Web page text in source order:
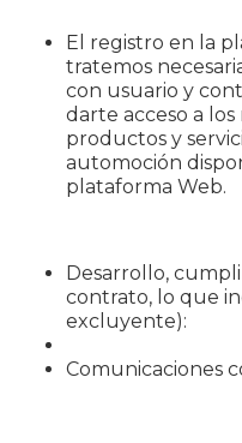
El registro en la
tratemos
con usuario y
darte acceso a los
productos y
automoción
plataforma Web.
Desarrollo,
contrato, lo que
excluyente):
Comunicaciones